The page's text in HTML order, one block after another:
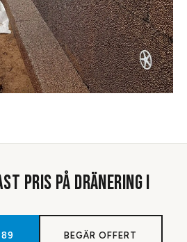
PRIS PÅ DRÄNERINGI
BEGÄR OFFERT